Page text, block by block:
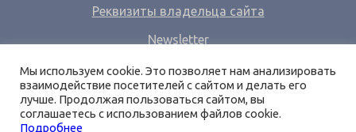
Реквизиты владельца сайта
Newsletter
Ссылки
О нас
Мы используем cookie. Это позволяет нам анализировать
взаимодействие посетителей с сайтом и делать его
лучше. Продолжая пользоваться сайтом, вы
соглашаетесь с использованием файлов cookie.
Подробнее